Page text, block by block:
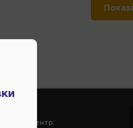
центр: